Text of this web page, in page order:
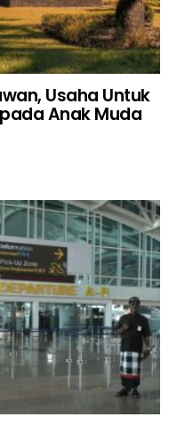
Usaha Untuk
Anak Muda